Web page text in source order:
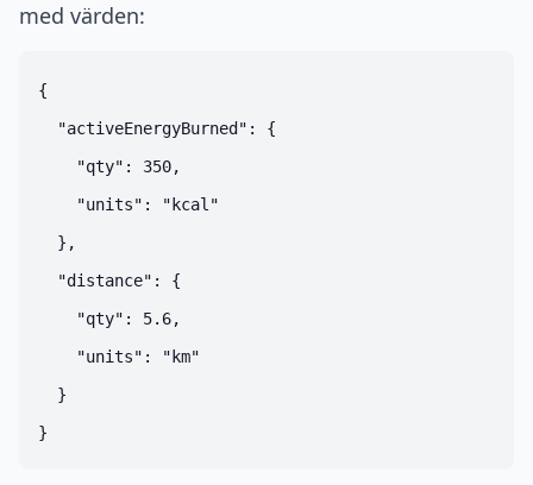
med värden:
{
  "activeEnergyBurned": {
    "qty": 350,
    "units": "kcal"
  },
  "distance": {
    "qty": 5.6,
    "units": "km"
  }